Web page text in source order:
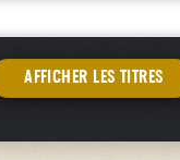
AFFICHER LES TITRES